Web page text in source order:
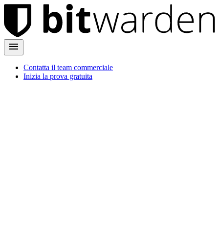
Contatta il team commerciale
Inizia la prova gratuita